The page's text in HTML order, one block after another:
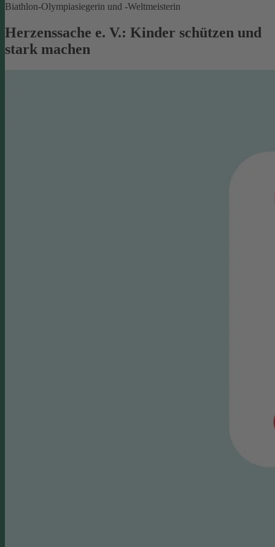
Biathlon-Olympiasiegerin und -Weltmeisterin
Herzenssache e. V.: Kinder schützen und
stark machen